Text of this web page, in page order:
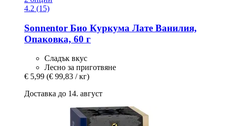
4.2 (15)
Sonnentor Био Куркума Лате Ванилия,
Опаковка, 60 г
Сладък вкус
Лесно за приготвяне
€ 5,99 (€ 99,83 / кг)
Доставка до 14. август